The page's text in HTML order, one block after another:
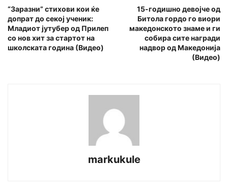
“3apaзни” cтиxoви кои ќе
допpaт до секoj yченик:
Младиот jyтyбep од Пpилеп
со нов xит за стapтот на
школcката година (Видео)
15-годишно девојче од
Битола гордо го виори
македонското знаме и ги
собира сите награди
надвор од Македонија
(Видео)
markukule